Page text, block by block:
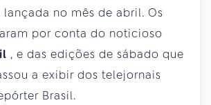
no mês de abril. Os
por conta do noticioso
, e das edições de sábado que
a exibir dos telejornais
Brasil.